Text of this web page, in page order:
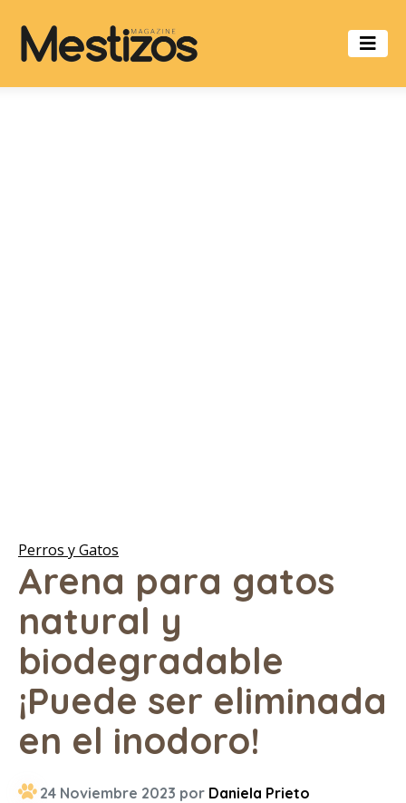
Perros y Gatos
Arena para gatos
natural y
biodegradable
¡Puede ser eliminada
en el inodoro!
24 Noviembre 2023 por Daniela Prieto